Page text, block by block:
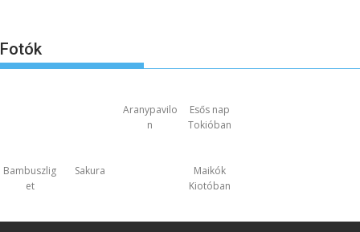
Fotók
Aranypavilo
n
Esős nap
Tokióban
Bambuszlig
et
Sakura
Maikók
Kiotóban